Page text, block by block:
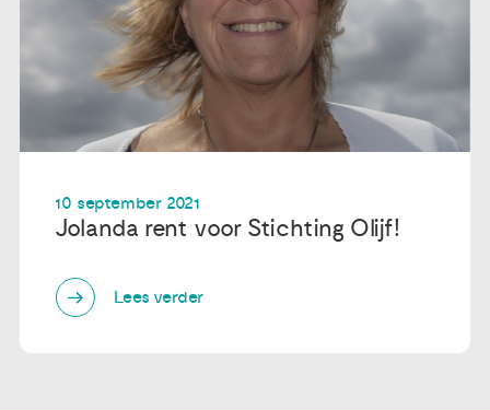
10 september 2021
Jolanda rent voor Stichting Olijf!
Lees verder